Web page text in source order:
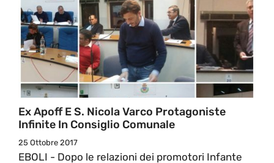
Ex Apoff E S. Nicola Varco Protagoniste
Infinite In Consiglio Comunale
25 Ottobre 2017
EBOLI - Dopo le relazioni dei promotori Infante